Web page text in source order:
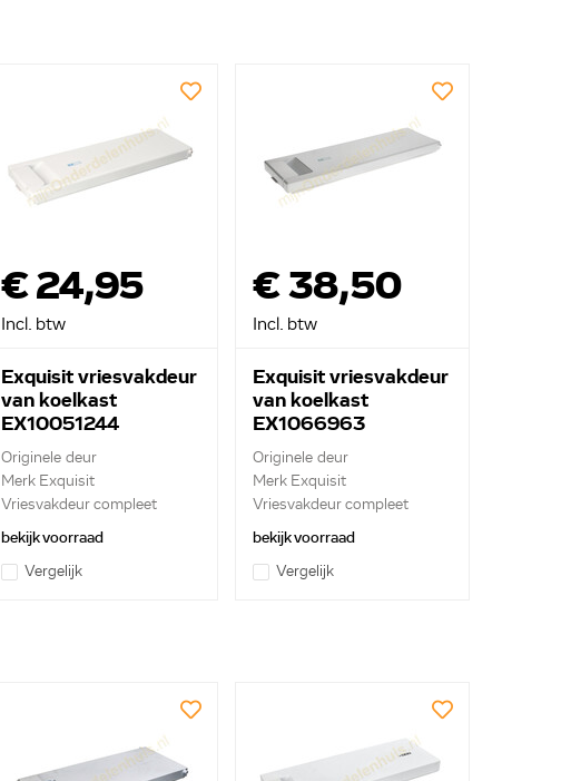
€ 24,95
Incl. btw
Exquisit vriesvakdeur
van koelkast
EX10051244
Originele deur
Merk Exquisit
Vriesvakdeur compleet
bekijk voorraad
Vergelijk
€ 38,50
Incl. btw
Exquisit vriesvakdeur
van koelkast
EX1066963
Originele deur
Merk Exquisit
Vriesvakdeur compleet
bekijk voorraad
Vergelijk